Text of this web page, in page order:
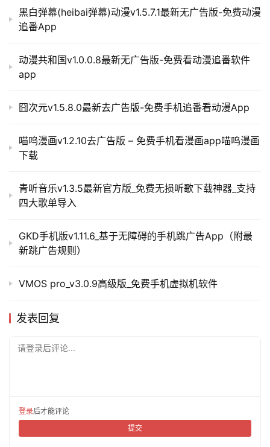
黑白弹幕(heibai弹幕)动漫v1.5.7.1最新无广告版-免费动漫
追番App
动漫共和国v1.0.0.8最新无广告版-免费看动漫追番软件
app
囧次元v1.5.8.0最新去广告版-免费手机追番看动漫App
喵呜漫画v1.2.10去广告版 – 免费手机看漫画app喵呜漫画
下载
青听音乐v1.3.5最新官方版_免费无损听歌下载神器_支持
四大歌单导入
GKD手机版v1.11.6_基于无障碍的手机跳广告App（附最
新跳广告规则）
VMOS pro_v3.0.9高级版_免费手机虚拟机软件
发表回复
请登录后评论...
登录后才能评论
提交